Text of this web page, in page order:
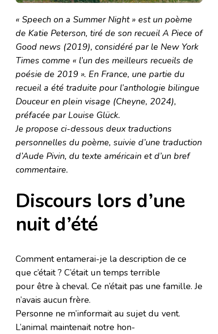
« Speech on a Summer Night » est un poème
de Katie Peterson, tiré de son recueil A Piece of
Good news (2019), considéré par le New York
Times comme « l’un des meilleurs recueils de
poésie de 2019 ». En France, une partie du
recueil a été traduite pour l’anthologie bilingue
Douceur en plein visage (Cheyne, 2024),
préfacée par Louise Glück.
Je propose ci-dessous deux traductions
personnelles du poème, suivie d’une traduction
d’Aude Pivin, du texte américain et d’un bref
commentaire.
Discours lors d’une
nuit d’été
Comment entamerai-je la description de ce
que c’était ? C’était un temps terrible
pour être à cheval. Ce n’était pas une famille. Je
n’avais aucun frère.
Personne ne m’informait au sujet du vent.
L’animal maintenait notre hon-